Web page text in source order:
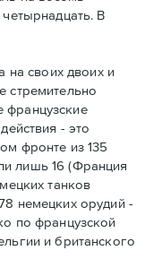
В
на своих двоих и
стремительно
французские
- это
фронте из 135
лишь 16 (Франция
танков
немецких орудий -
по французской
и британского